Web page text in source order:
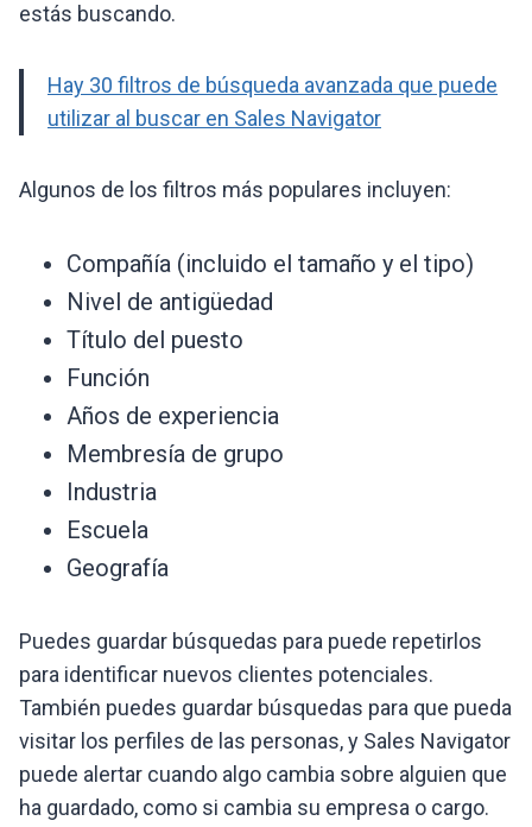
estás buscando.
Hay 30 filtros de búsqueda avanzada que puede
utilizar al buscar en Sales Navigator
Algunos de los filtros más populares incluyen:
Compañía (incluido el tamaño y el tipo)
Nivel de antigüedad
Título del puesto
Función
Años de experiencia
Membresía de grupo
Industria
Escuela
Geografía
Puedes guardar búsquedas para puede repetirlos
para identificar nuevos clientes potenciales.
También puedes guardar búsquedas para que pueda
visitar los perfiles de las personas, y Sales Navigator
puede alertar cuando algo cambia sobre alguien que
ha guardado, como si cambia su empresa o cargo.